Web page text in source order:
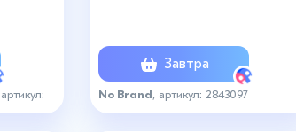
, артикул:
Завтра
No Brand , артикул: 2843097